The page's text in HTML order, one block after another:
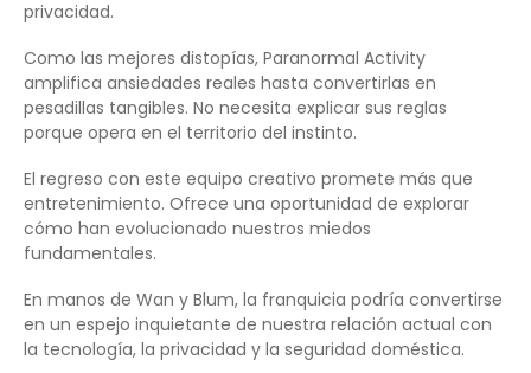
privacidad.
Como las mejores distopías, Paranormal Activity
amplifica ansiedades reales hasta convertirlas en
pesadillas tangibles. No necesita explicar sus reglas
porque opera en el territorio del instinto.
El regreso con este equipo creativo promete más que
entretenimiento. Ofrece una oportunidad de explorar
cómo han evolucionado nuestros miedos
fundamentales.
En manos de Wan y Blum, la franquicia podría convertirse
en un espejo inquietante de nuestra relación actual con
la tecnología, la privacidad y la seguridad doméstica.